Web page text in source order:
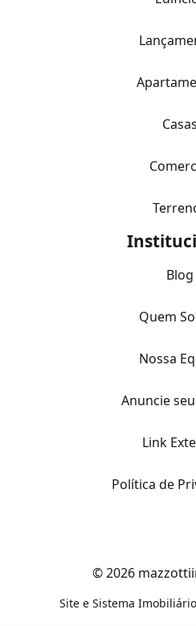
Casas
Blog
Quem
Nossa
Anuncie
Link
Política de
© 2026
Site e Sistema